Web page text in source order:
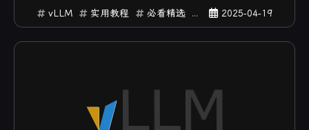
2025-04-19
vLLM 实用教程 必看精选 推荐